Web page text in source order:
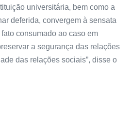
universitária, bem como a
deferida, convergem à sensata
consumado ao caso em
a segurança das relações
das relações sociais”, disse o